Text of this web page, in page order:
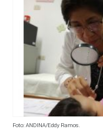
Foto: ANDINA/Eddy Ramos.